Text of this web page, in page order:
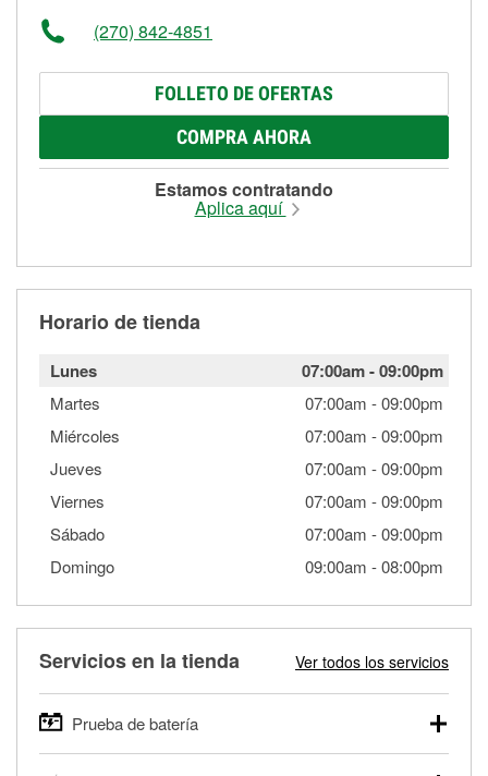
(270) 842-4851
FOLLETO DE OFERTAS
COMPRA AHORA
Estamos contratando
Aplica aquí
Horario de tienda
Lunes 07:00am-09:00pm
Martes 07:00am -09:00pm
Miércoles
07:00am -09:00pm
Jueves
07:00am -09:00pm
Viernes
07:00am -09:00pm
Sábado
07:00am -09:00pm
Domingo
09:00am -08:00pm
Servicios en la tienda Ver todos los servicios
Prueba de batería